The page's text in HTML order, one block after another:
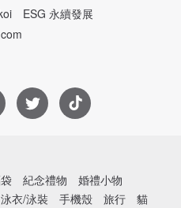
ESG 永續發展
紀念禮物
婚禮小物
泳衣/泳裝 手機殼 旅行 貓